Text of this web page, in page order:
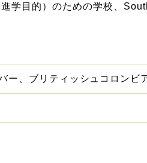
学目的）のための学校、
ー、ブリティッシュコロンビ